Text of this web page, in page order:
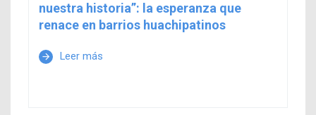
nuestra historia”: la esperanza que
renace en barrios huachipatinos
arrow_forward Leer más